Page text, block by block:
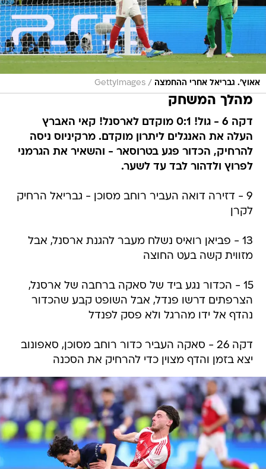
אאוץ'. גבריאל אחרי ההחמצה /
GettyImages
מהלך המשחק
דקה 6 - גול! 0:1 מוקדם לארסנל! קאי האברץ
העלה את האנגלים ליתרון מוקדם. מרקיניוס ניסה
להרחיק, הכדור פגע בטרוסאר - והשאיר את הגרמני
לפרוץ ולדהור לבד עד לשער.
9 - דזירה דואה העביר רוחב מסוכן - גבריאל הרחיק
לקרן
13 - פביאן רואיס נשלח מעבר להגנת ארסנל, אבל
מזווית קשה בעט החוצה
15 - הכדור נגע ביד של סאקה ברחבה של ארסנל,
הצרפתים דרשו פנדל, אבל השופט קבע שהכדור
נהדף אל ידו מהרגל ולא פסק לפנדל
דקה 26 - סאקה העביר כדור רוחב מסוכן, סאפונוב
יצא בזמן והדף מצוין כדי להרחיק את הסכנה